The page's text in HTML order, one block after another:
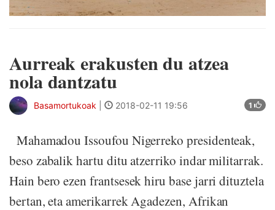
Aurreak erakusten du atzea
nola dantzatu
1
Basamortukoak 2018-02-11 19:56
Mahamadou Issoufou Nigerreko presidenteak,
beso zabalik hartu ditu atzerriko indar militarrak.
Hain bero ezen frantsesek hiru base jarri dituztela
bertan, eta amerikarrek Agadezen, Afrikan